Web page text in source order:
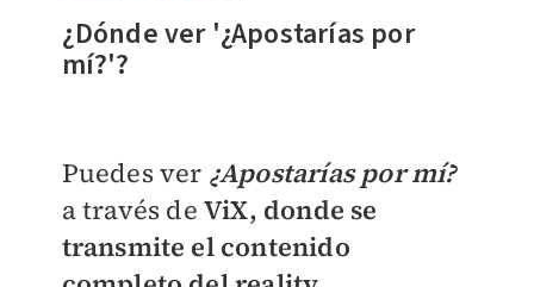
​¿Dónde ver '¿Apostarías por
mí?'?
Puedes ver ¿Apostarías por mí?
a través de ViX, donde se
transmite el contenido